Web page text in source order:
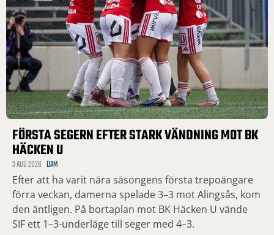
FÖRSTA SEGERN EFTER STARK VÄNDNING MOT BK
HÄCKEN U
3 AUG 2026 DAM
Efter att ha varit nära säsongens första trepoängare
förra veckan, damerna spelade 3–3 mot Alingsås, kom
den äntligen. På bortaplan mot BK Häcken U vände
SIF ett 1–3-underläge till seger med 4–3.